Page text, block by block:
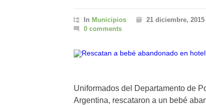
In Municipios 21 diciembre, 2015
0 comments
Uniformados del Departamento de
Argentina, rescataron a un bebé